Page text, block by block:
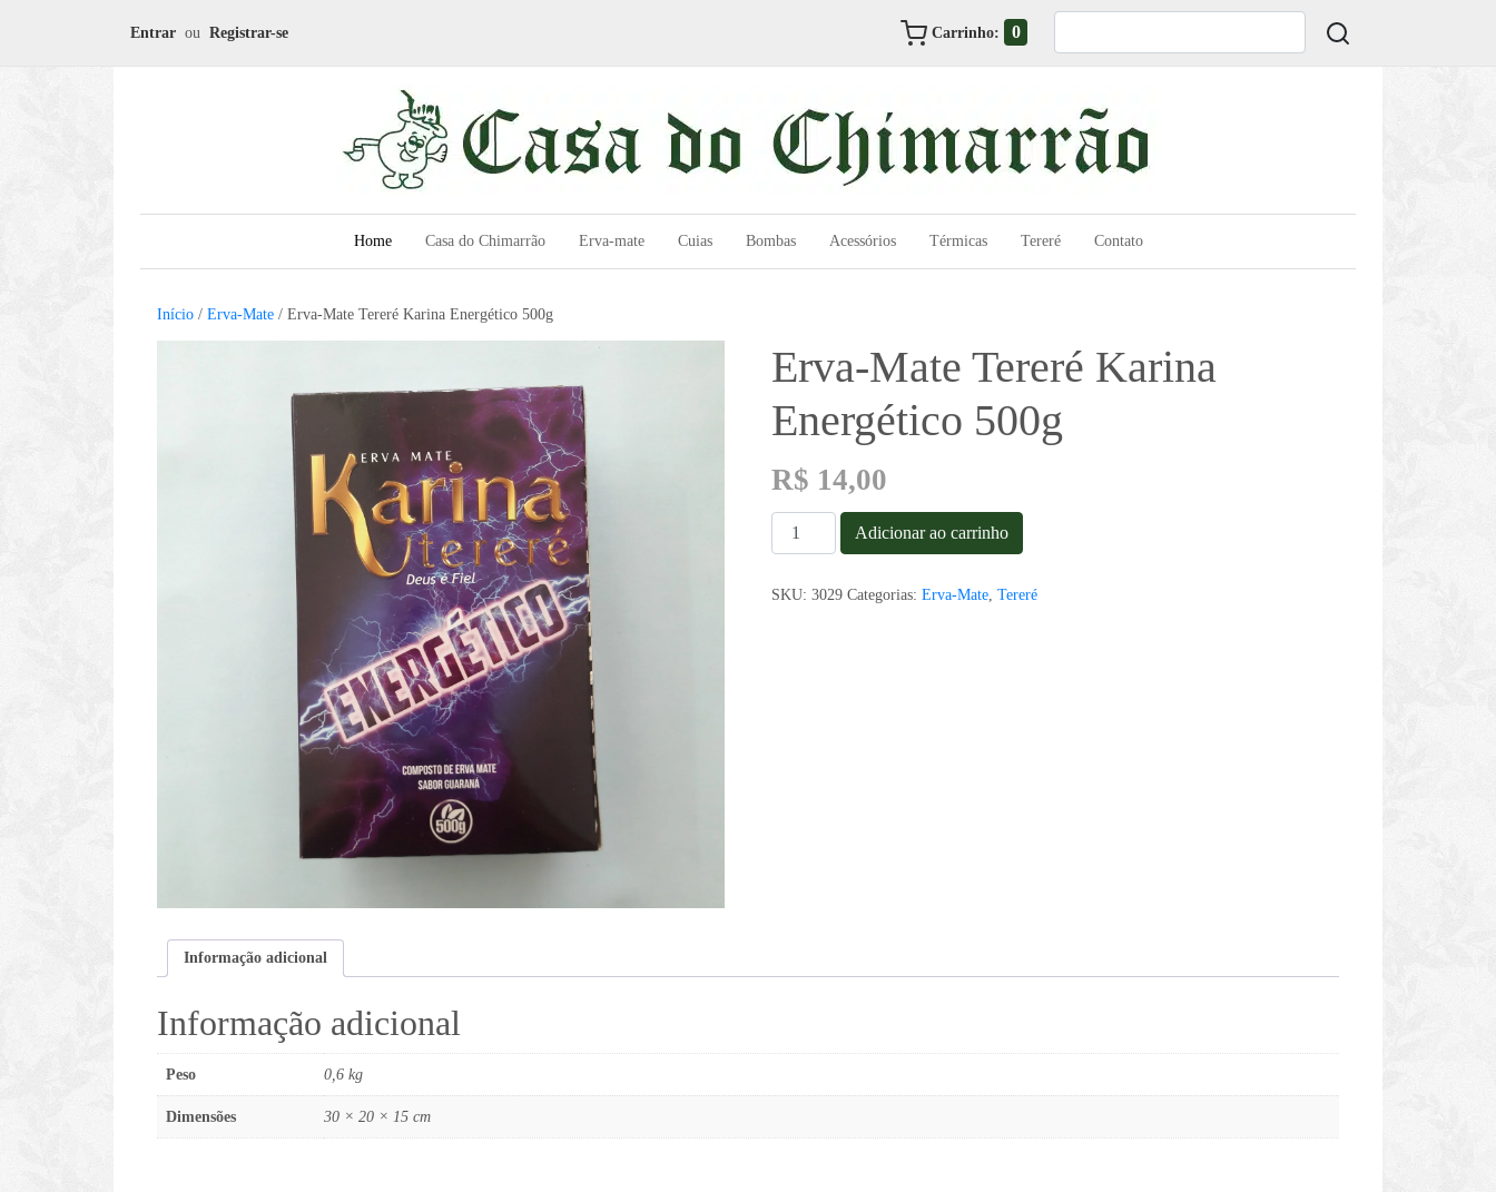
Entrar ou Registrar-se Carrinho: 0
Home Casa do Chimarrão Erva-mate Cuias Bombas Acessórios Térmicas Tereré Contato
Início / Erva-Mate / Erva-Mate Tereré Karina Energético 500g
Erva-Mate Tereré Karina
Energético 500g
R$ 14,00
Erva-
Mate
Energético
Adicionar ao carrinho
SKU:3029 Categorias:Erva-Mate,Tereré
Informação adicional
Informação adicional
Peso 0,6 kg
Dimensões 30 × 20 × 15 cm